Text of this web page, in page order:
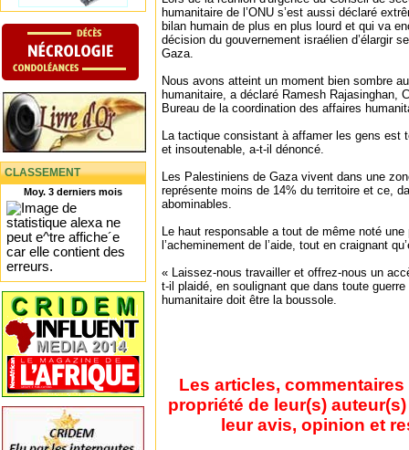
CLASSEMENT
Moy. 3 derniers mois
humanitaire de l’ONU s’est aussi déclaré
bilan humain de plus en plus lourd et qui va
décision du gouvernement israélien d’élargir
Gaza.
Nous avons atteint un moment bien sombre
humanitaire, a déclaré Ramesh Rajasinghan,
Bureau de la coordination des affaires
La tactique consistant à affamer les gens est
et insoutenable, a-t-il dénoncé.
Les Palestiniens de Gaza vivent dans une
représente moins de 14% du territoire et ce,
abominables.
Le haut responsable a tout de même noté
l’acheminement de l’aide, tout en craignant
« Laissez-nous travailler et offrez-nous un
t-il plaidé, en soulignant que dans toute
humanitaire doit être la boussole.
Les articles,
propriété de leur(s)
leur avis, opinion et